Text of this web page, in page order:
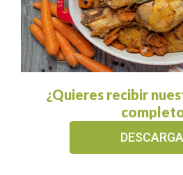
¿Quieres recibir